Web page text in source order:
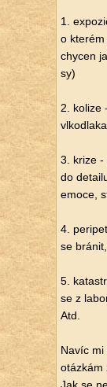
1.
o
chy­cen
sy)
2. ko­li­ze
3. krize -
do
emoce,
4.
se
5.
se z
Atd.
Navíc
otáz­kám